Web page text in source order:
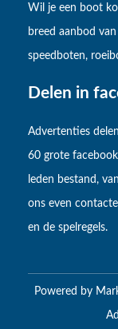
Wil je een boot
breed aanbod
speedboten,
Delen in
Advertenties
60 grote
leden bestand,
ons even
en de spelregels.
Powered by